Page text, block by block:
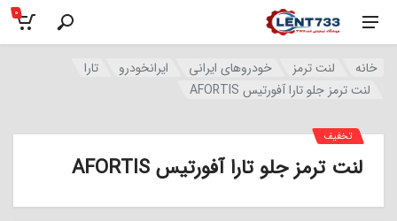
0
خانه لنت ترمز خودروهای ایرانی ایرانخودرو
تارا
لنت ترمز جلو تارا آفورتیس AFORTIS
لنت ترمز جلو تارا آفورتیس AFORTIS
تخفیف